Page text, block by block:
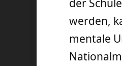
der
werden,
mentale